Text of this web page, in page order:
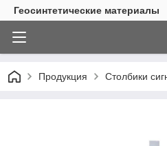
Геосинтетические материалы
Продукция Столбики